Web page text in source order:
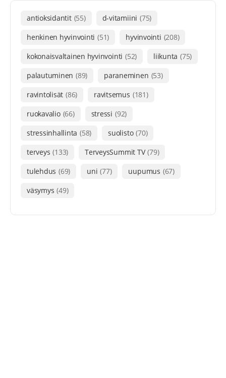
antioksidantit (55) d-vitamiini (75)
henkinen hyvinvointi (51) hyvinvointi (208)
kokonaisvaltainen hyvinvointi (52) liikunta (75)
palautuminen (89) paraneminen (53)
ravintolisät (86) ravitsemus (181)
ruokavalio (66) stressi (92)
stressinhallinta (58) suolisto (70)
terveys (133) TerveysSummit TV (79)
tulehdus (69) uni (77) uupumus (67)
väsymys (49)